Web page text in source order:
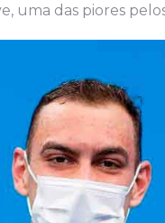
uma das piores